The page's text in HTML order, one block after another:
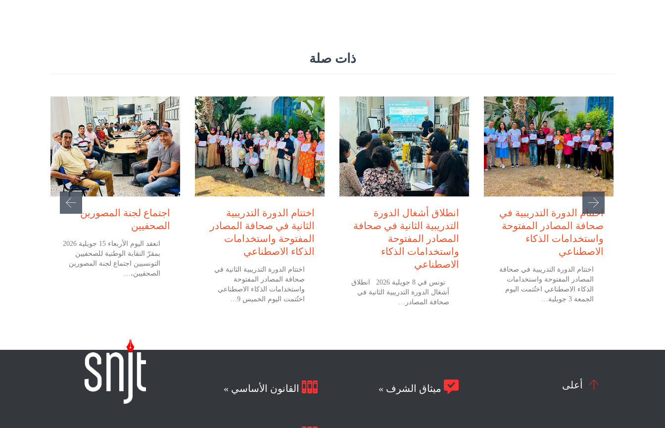
ذات صلة
اجتماع لجنة المصورين
الصحفيين
انعقد اليوم الأربعاء 15 جويلية 2026
بمقرّ النقابة الوطنية للصحفيين
التونسيين اجتماع لجنة المصورين
الصحفيين،…
اختتام الدورة التدريبية
الثانية في صحافة المصادر
المفتوحة واستخدامات
الذكاء الاصطناعي
اختتام الدورة التدريبية الثانية في
صحافة المصادر المفتوحة
واستخدامات الذكاء الاصطناعي
اختُتمت اليوم الخميس 9…
انطلاق أشغال الدورة
التدريبية الثانية في صحافة
المصادر المفتوحة
واستخدامات الذكاء
الاصطناعي
تونس في 8 جويلية 2026 انطلاق
أشغال الدورة التدريبية الثانية في
صحافة المصادر…
اختتام الدورة التدريبية في
صحافة المصادر المفتوحة
واستخدامات الذكاء
الاصطناعي
اختتام الدورة التدريبية في صحافة
المصادر المفتوحة واستخدامات
الذكاء الاصطناعي اختُتمت اليوم
الجمعة 3 جويلية…
 القانون الأساسي »  ميثاق الشرف »  أعلى